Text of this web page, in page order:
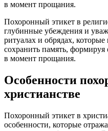
в момент прощания.
Похоронный этикет в
глубинные убеждения и
ритуалах и обрядах,
сохранить память,
в момент прощания.
Особенности
христианстве
Похоронный этикет в
особенности, которые